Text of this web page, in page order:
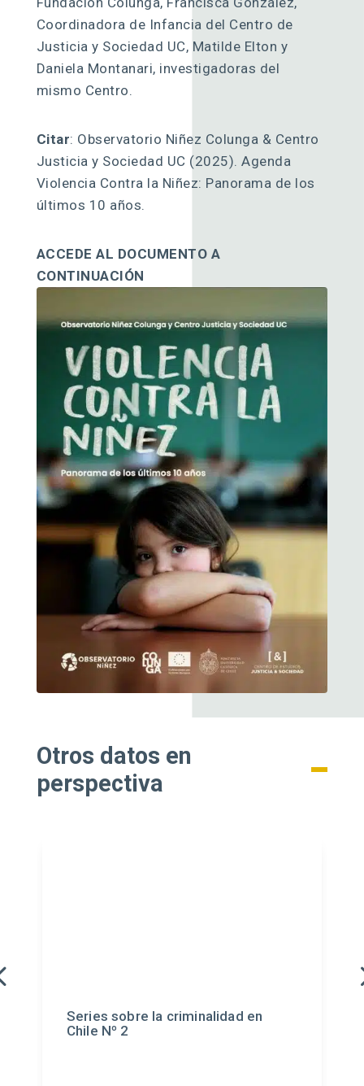
Coordinadora de Infancia del Centro de
Justicia y Sociedad UC, Matilde Elton y
Daniela Montanari, investigadoras del
mismo Centro.
Citar: Observatorio Niñez Colunga & Centro
Justicia y Sociedad UC (2025). Agenda
Violencia Contra la Niñez: Panorama de los
últimos 10 años.
ACCEDE AL DOCUMENTO A
CONTINUACIÓN
Otros datos en
perspectiva
Series sobre la criminalidad en
Chile Nº 2